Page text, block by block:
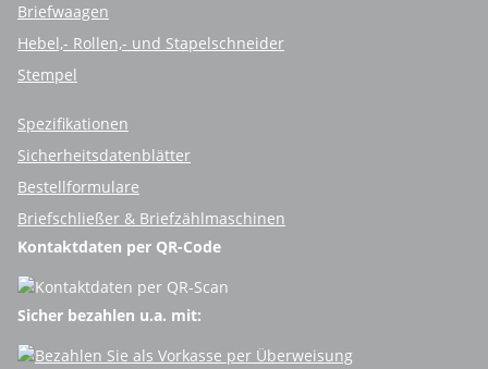
Briefwaagen
Hebel,- Rollen,- und Stapelschneider
Stempel
Spezifikationen
Sicherheitsdatenblätter
Bestellformulare
Briefschließer & Briefzählmaschinen
Kontaktdaten per QR-Code
Sicher bezahlen u.a. mit: